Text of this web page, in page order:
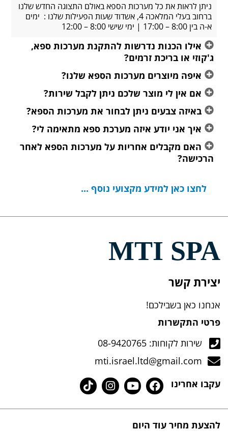
ניתן לראות את כל מערכות הספא באולם התצוגה החדש שלנו
ברחוב בעלי המלאכה 4, אשדוד שעות הפעילות שלנו : ימים
א-ה בין 8:00 – 17:00 | ימי שישי 8:00 – 12:00
אילו הכנות נדרשות להתקנת מערכות ספא,
ג'קוזי או בריכת זרמים?
איפה מיוצרים מערכות הספא שלנו?
אם אין לי מוצר שלכם ניתן לקבל שירות?
באיזה צבעים ניתן לבחור את מערכות הספא?
איך אני יודע איזה מערכת ספא מתאימה לי?
האם מקבלים אחריות על מערכות הספא לאחר
הרכישה?
לחצו כאן למידע מקצועי נוסף ...
יצירת קשר
אנחנו כאן בשבילכם!
MTI SPA
פרטי התקשרות
שירות לקוחות: 08-9420765
mti.israel.ltd@gmail.com
עקבו אחרינו
להצעת מחיר עוד היום